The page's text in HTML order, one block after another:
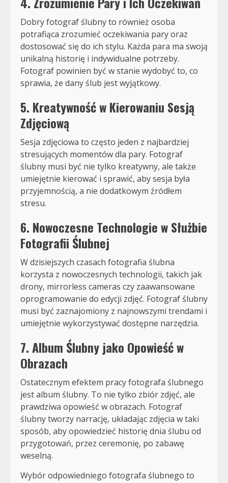
Dobry fotograf ślubny to również osoba
potrafiąca zrozumieć oczekiwania pary oraz
dostosować się do ich stylu. Każda para ma swoją
unikalną historię i indywidualne potrzeby.
Fotograf powinien być w stanie wydobyć to, co
sprawia, że dany ślub jest wyjątkowy.
5. Kreatywność w Kierowaniu Sesją
Zdjęciową
Sesja zdjęciowa to często jeden z najbardziej
stresujących momentów dla pary. Fotograf
ślubny musi być nie tylko kreatywny, ale także
umiejętnie kierować i sprawić, aby sesja była
przyjemnością, a nie dodatkowym źródłem
stresu.
6. Nowoczesne Technologie w Służbie
Fotografii Ślubnej
W dzisiejszych czasach fotografia ślubna
korzysta z nowoczesnych technologii, takich jak
drony, mirrorless cameras czy zaawansowane
oprogramowanie do edycji zdjęć. Fotograf ślubny
musi być zaznajomiony z najnowszymi trendami i
umiejętnie wykorzystywać dostępne narzędzia.
7. Album Ślubny jako Opowieść w
Obrazach
Ostatecznym efektem pracy fotografa ślubnego
jest album ślubny. To nie tylko zbiór zdjęć, ale
prawdziwa opowieść w obrazach. Fotograf
ślubny tworzy narrację, układając zdjęcia w taki
sposób, aby opowiedzieć historię dnia ślubu od
przygotowań, przez ceremonię, po zabawę
weselną.
Wybór odpowiedniego fotografa ślubnego to